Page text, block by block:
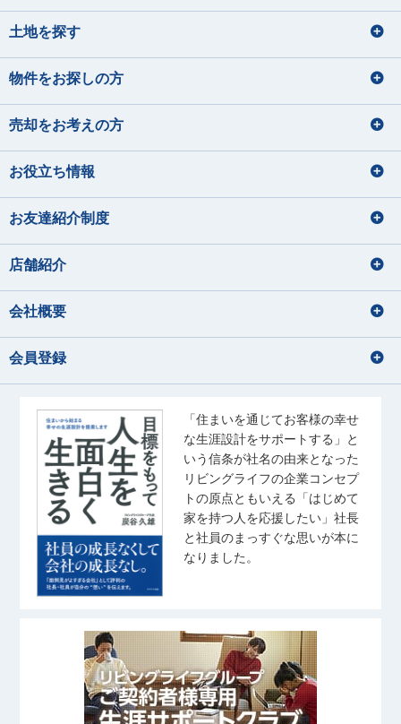
土地を探す
物件をお探しの方
売却をお考えの方
お役立ち情報
お友達紹介制度
店舗紹介
会社概要
会員登録
「住まいを通じてお客様の幸せ
な生涯設計をサポートする」と
いう信条が社名の由来となった
リビングライフの企業コンセプ
トの原点ともいえる「はじめて
家を持つ人を応援したい」社長
と社員のまっすぐな思いが本に
なりました。